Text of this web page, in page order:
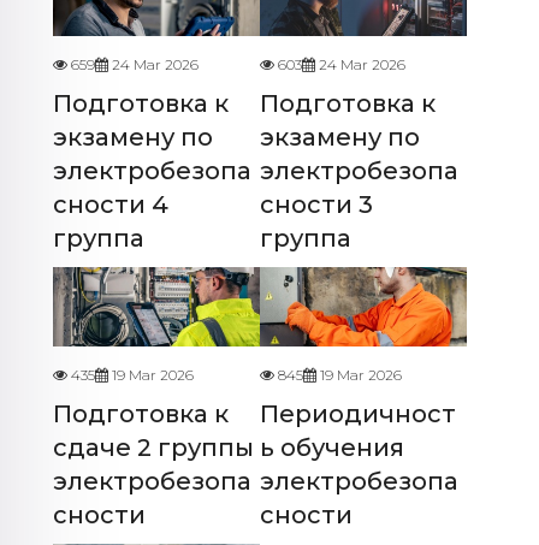
659 24 Mar 2026
Подготовка к
экзамену по
электробезопа
сности 4
группа
603 24 Mar 2026
Подготовка к
экзамену по
электробезопа
сности 3
группа
435 19 Mar 2026
Подготовка к
сдаче 2 группы
электробезопа
сности
845 19 Mar 2026
Периодичност
ь обучения
электробезопа
сности